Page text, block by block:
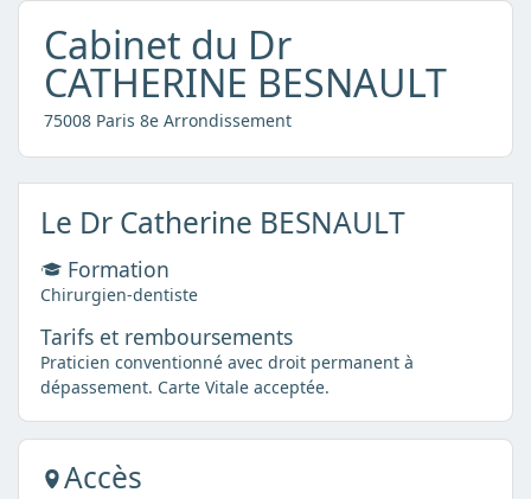
Cabinet du Dr
CATHERINE BESNAULT
75008 Paris 8e Arrondissement
Le Dr Catherine BESNAULT
Formation
Chirurgien-dentiste
Tarifs et remboursements
Praticien conventionné avec droit permanent à
dépassement. Carte Vitale acceptée.
Accès